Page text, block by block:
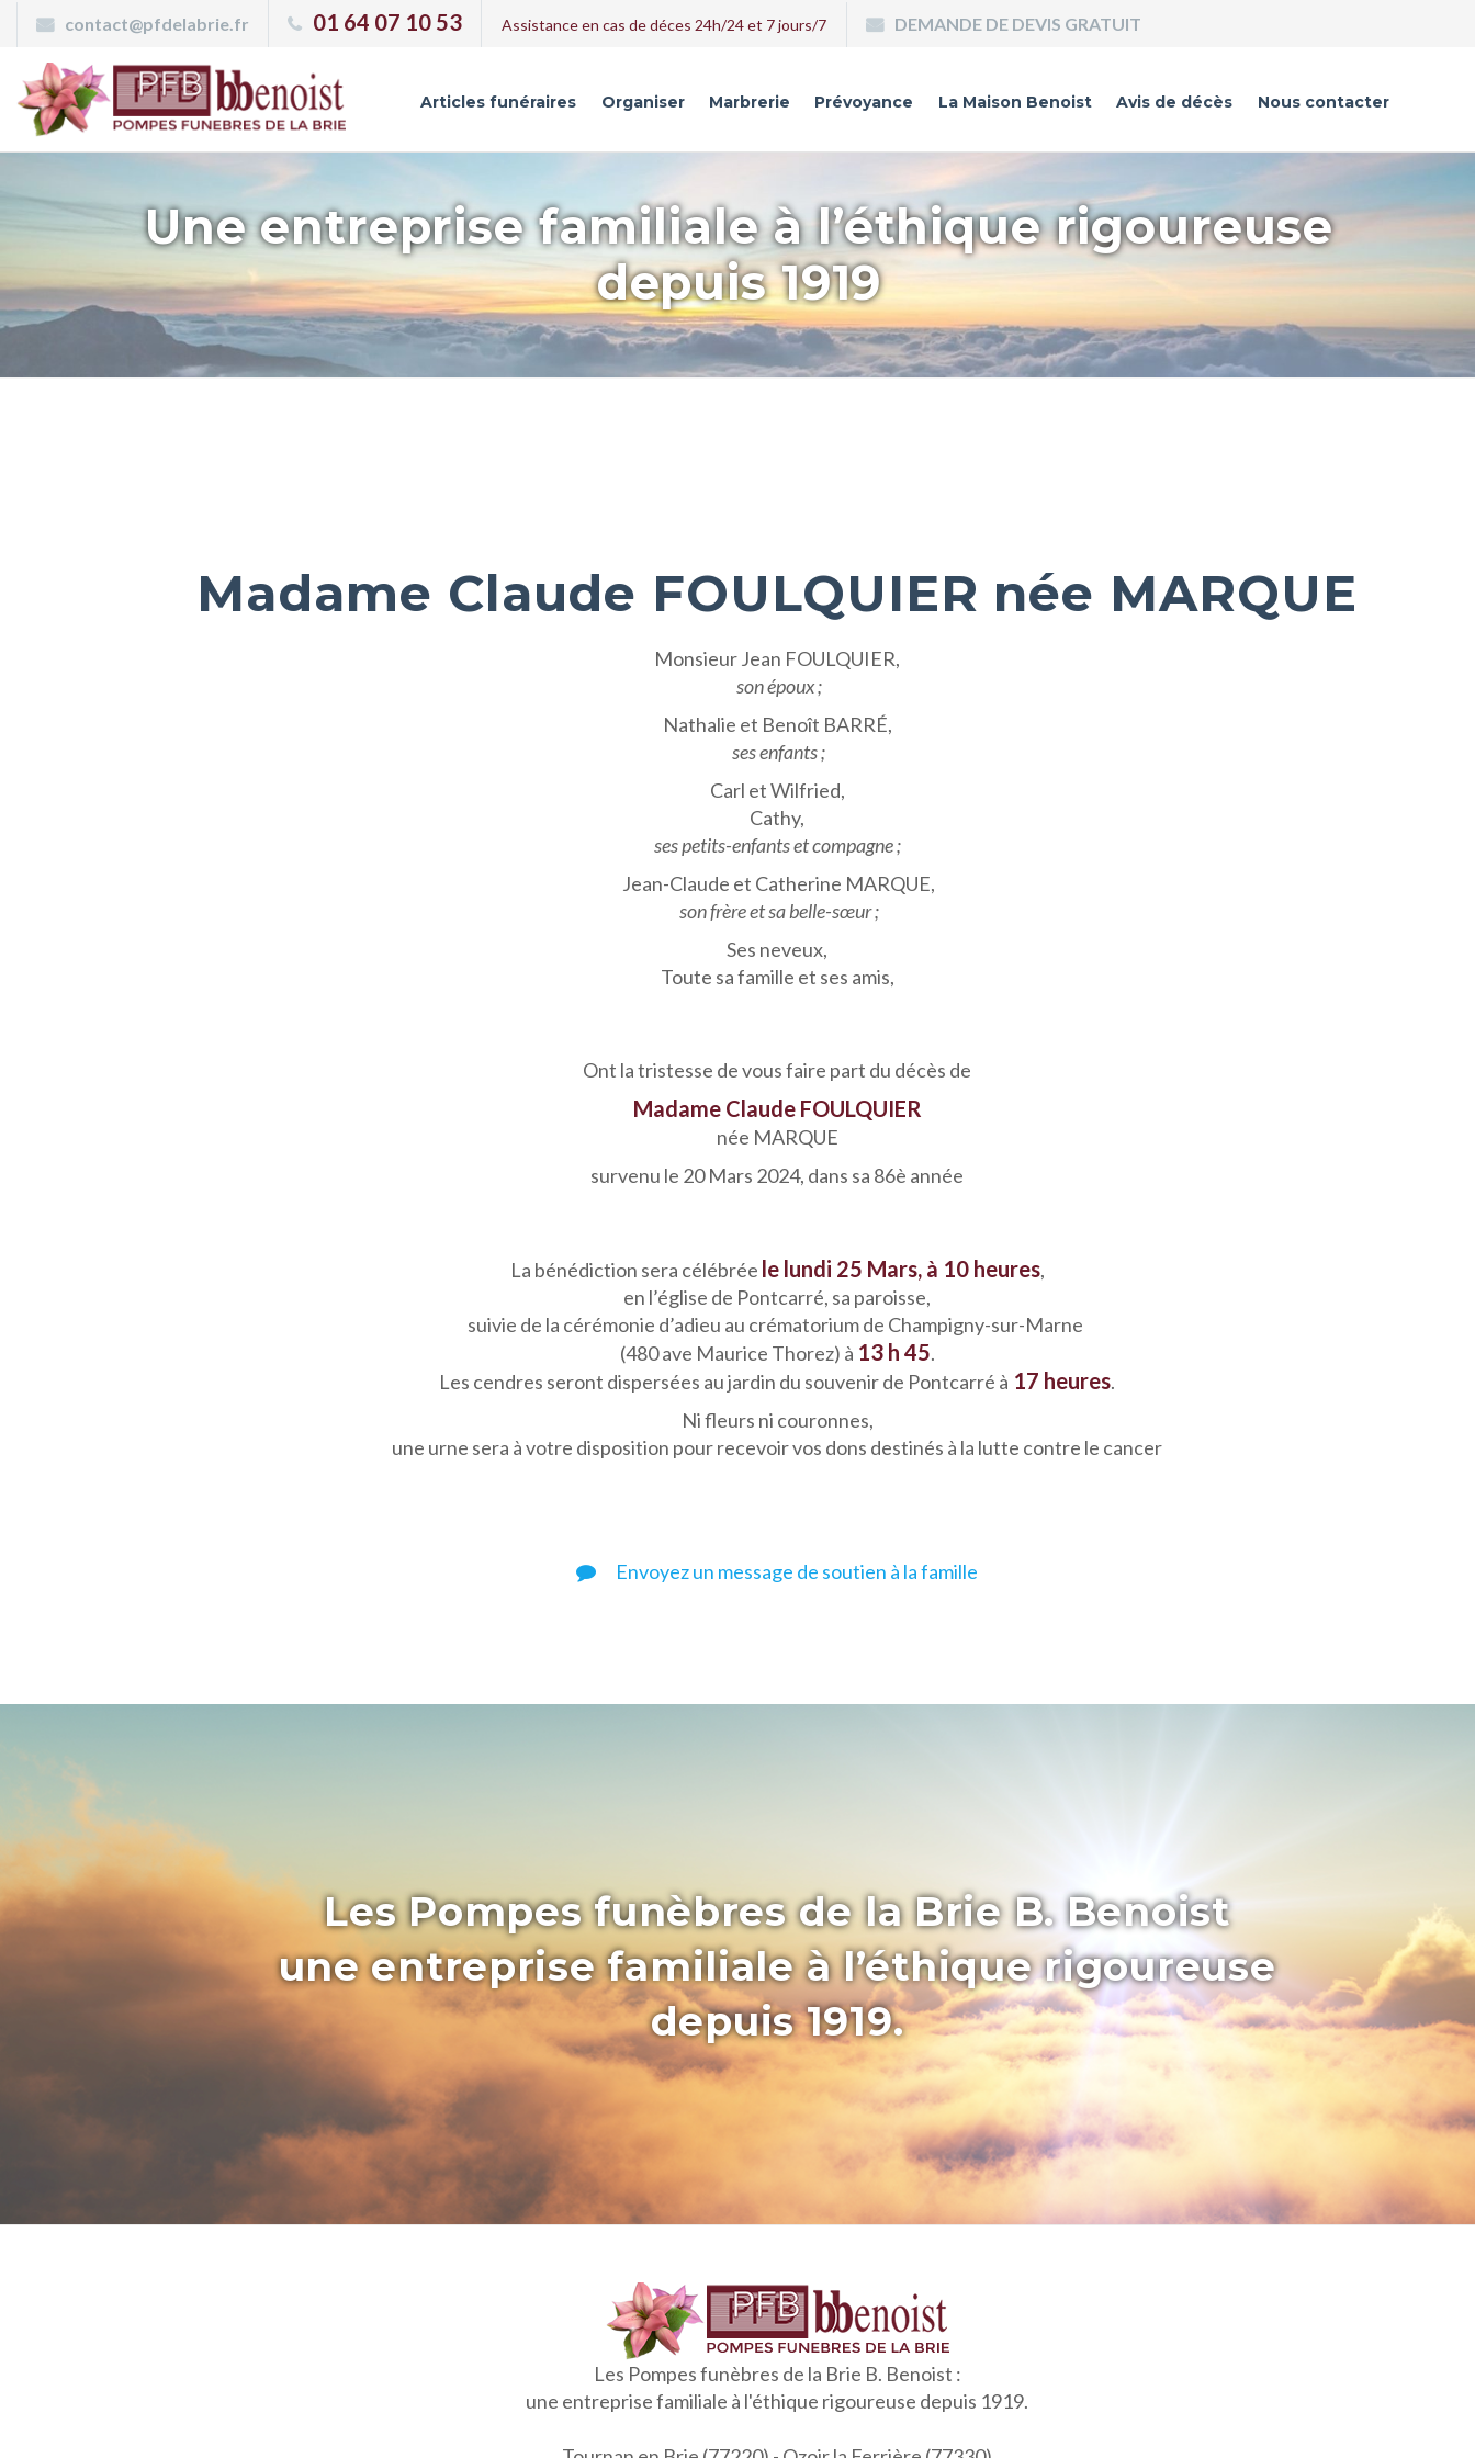
contact@pfdelabrie.fr 01 64 07 10 53 Assistance en cas de déces 24h/24 et 7 jours/7 DEMANDE DE DEVIS GRATUIT
Articles funéraires Organiser Marbrerie Prévoyance La Maison Benoist Avis de décès Nous contacter
Une entreprise familiale à l’éthique rigoureuse
depuis 1919
Madame Claude FOULQUIER née MARQUE
Monsieur Jean FOULQUIER,
son époux ;
Nathalie et Benoît BARRÉ,
ses enfants ;
Carl et Wilfried,
Cathy,
ses petits-enfants et compagne ;
Jean-Claude et Catherine MARQUE,
son frère et sa belle-sœur ;
Ses neveux,
Toute sa famille et ses amis,
Ont la tristesse de vous faire part du décès de
Madame Claude FOULQUIER
née MARQUE
survenu le 20 Mars 2024, dans sa 86è année
La bénédiction sera célébrée le lundi 25 Mars, à 10 heures,
en l’église de Pontcarré, sa paroisse,
suivie de la cérémonie d’adieu au crématorium de Champigny-sur-Marne
(480 ave Maurice Thorez) à 13 h 45.
Les cendres seront dispersées au jardin du souvenir de Pontcarré à 17 heures.
Ni fleurs ni couronnes,
une urne sera à votre disposition pour recevoir vos dons destinés à la lutte contre le cancer
Envoyez un message de soutien à la famille
Les Pompes funèbres de la Brie B. Benoist
une entreprise familiale à l’éthique rigoureuse
depuis 1919.
Les Pompes funèbres de la Brie B. Benoist :
une entreprise familiale à l'éthique rigoureuse depuis 1919.